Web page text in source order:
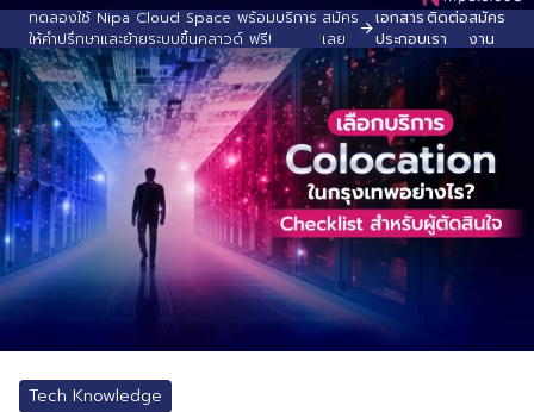
ทดลองใช้ Nipa Cloud Space พร้อมบริการ
ให้คำปรึกษาและย้ายระบบขึ้นคลาวด์ ฟรี!
สมัคร
เลย
เอกสาร
ประกอบ
ติดต่อ
เรา
สมัคร
งาน
Tech Knowledge